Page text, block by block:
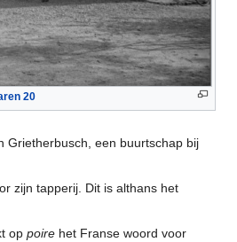
20
Grietherbusch, een buurtschap bij
zijn tapperij. Dit is althans het
op poire het Franse woord voor